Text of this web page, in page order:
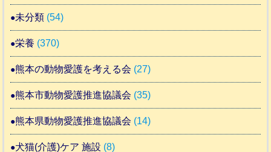
未分類 (54)
栄養 (370)
熊本の動物愛護を考える会 (27)
熊本市動物愛護推進協議会 (35)
熊本県動物愛護推進協議会 (14)
犬猫(介護)ケア 施設 (8)